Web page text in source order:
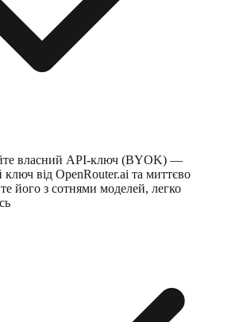
власний API-ключ (BYOK) —
ключ від OpenRouter.ai та миттєво
його з сотнями моделей, легко